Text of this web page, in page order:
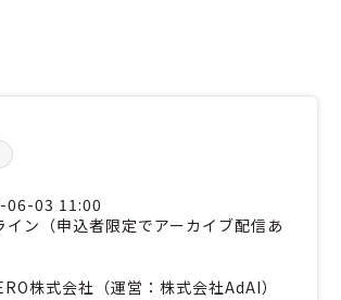
06-03 11:00
イン（申込者限定でアーカイブ配信あ
株式会社（運営：株式会社AdAI）